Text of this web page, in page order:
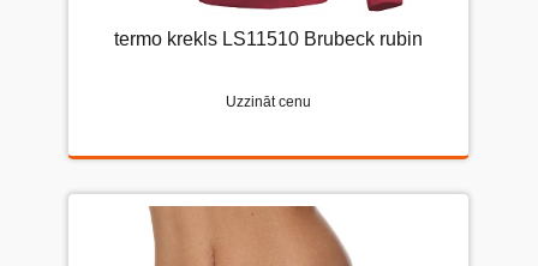
termo krekls LS11510 Brubeck rubin
Uzzināt cenu